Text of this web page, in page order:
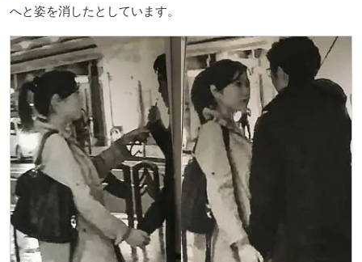
へと姿を消したとしています。